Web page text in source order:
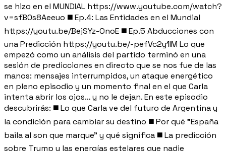
se hizo en el MUNDIAL https://www.youtube.com/watch?
v=sfB0s8Aeeuo ◼️ Ep.4: Las Entidades en el Mundial
https://youtu.be/BejSYz-OnoE ◼️ Ep.5 Abducciones con
una Predicción https://youtu.be/-pefVc2y1IM Lo que
empezó como un análisis del partido terminó en una
sesión de predicciones en directo que se nos fue de las
manos: mensajes interrumpidos, un ataque energético
en pleno episodio y un momento final en el que Carla
intenta abrir los ojos… y no le dejan. En este episodio
descubrirás: ◼️ Lo que Carla ve del futuro de Argentina y
la condición para cambiar su destino ◼️ Por qué "España
baila al son que marque" y qué significa ◼️ La predicción
sobre Trump y las energías estelares que nadie